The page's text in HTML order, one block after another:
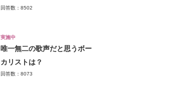
回答数：8502
実施中
唯一無二の歌声だと思うボー
カリストは？
回答数：8073